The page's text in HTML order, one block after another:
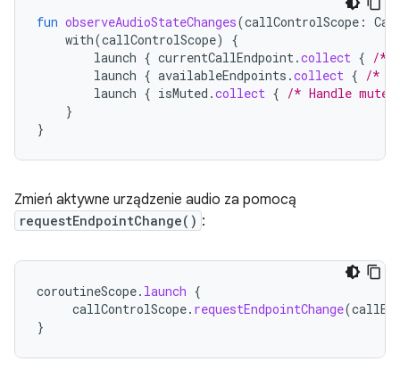
fun observeAudioStateChanges(callControlScope :
with(callControlScope)
{
launch { currentCallEndpoint.collect { /*
launch { availableEndpoints .collect { /*
launch { isMuted .collect { /* Handle
}
}
Zmień aktywne urządzenie audio za pomocą
requestEndpointChange() :
coroutineScope. launch {
callControlScope. requestEndpointChange(
}